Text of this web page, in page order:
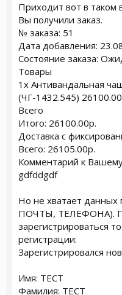
Приходит вот в таком
Вы получили заказ.
№ заказа: 51
Дата добавления:
Состояние заказа:
Товары
1x Антивандальная
(ЧГ-1432.545)
Всего
Итого: 26100.00р.
Доставка с
Всего: 26105.00р.
Комментарий к Вашему
gdfddgdf
Но не хватает
ПОЧТЫ, ТЕЛЕФОНА).
зарегистрироваться
регистрации:
Зарегистрировался
Имя: ТЕСТ
Фамилия: ТЕСТ